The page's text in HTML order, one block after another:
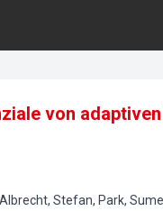
von
Stefan, Park,